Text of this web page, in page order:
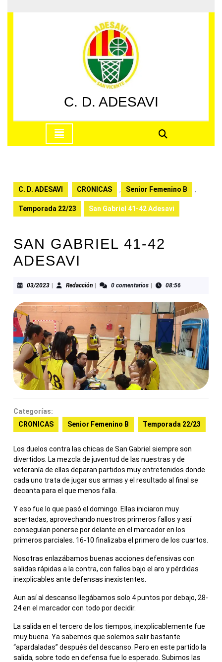
al
C. D. ADESAVI
apertura
C. D. ADESAVI CRONICAS , Senior Femenino B ,
Temporada 22/23 San Gabriel 41-42 Adesavi
SAN GABRIEL 41-42
ADESAVI
03/202303/2023RedacciónRedacción0 comentarios 08:56
Categorías:
CRONICAS
Senior Femenino B Temporada 22/23
Los duelos contra las chicas de San Gabriel siempre son
divertidos. La mezcla de juventud de las nuestras y de
veteranía de ellas deparan partidos muy entretenidos donde
cada uno trata de jugar sus armas y el resultado al final se
decanta para el que menos falla.
Y eso fue lo que pasó el domingo. Ellas iniciaron muy
acertadas, aprovechando nuestros primeros fallos y así
conseguían ponerse por delante en el marcador en los
primeros parciales. 16-10 finalizaba el primero de los cuartos.
Nosotras enlazábamos buenas acciones defensivas con
salidas rápidas a la contra, con fallos bajo el aro y pérdidas
inexplicables ante defensas inexistentes.
Aun así al descanso llegábamos solo 4 puntos por debajo, 28-
24 en el marcador con todo por decidir.
La salida en el tercero de los tiempos, inexplicablemente fue
muy buena. Ya sabemos que solemos salir bastante
“apardaladas” después del descanso. Pero en este partido la
salida, sobre todo en defensa fue lo esperado. Subimos las